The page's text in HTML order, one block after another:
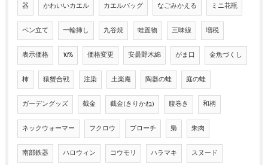
器 かわいいカエル カエルバッグ なごみかえる ミニ花瓶
ペン立て 一輪挿し 九谷焼 蛙置物 三味線 増税
表示価格 10% 価格変更 安曇野木綿 がま口 金魚づくし
柿 猿蟹合戦 注染 土楽庵 陶器の蛙 庭の蛙
ガーデングッズ 截金 截金(きりかね) 腹巻き 和柄
ネックウォーマー フクロウ ブローチ 梟 朱肉
南部鉄器 ハロウィン コウモリ ハラマキ スヌード